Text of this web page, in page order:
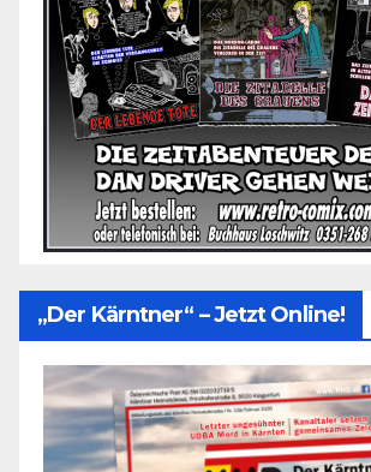
„Der Kärntner“ – Jetzt Online!